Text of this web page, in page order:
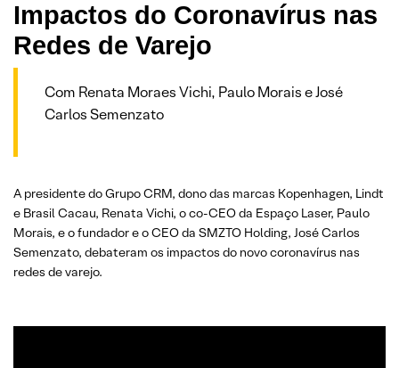
Impactos do Coronavírus nas
Redes de Varejo
Com Renata Moraes Vichi, Paulo Morais e José
Carlos Semenzato
A presidente do Grupo CRM, dono das marcas Kopenhagen, Lindt
e Brasil Cacau, Renata Vichi, o co-CEO da Espaço Laser, Paulo
Morais, e o fundador e o CEO da SMZTO Holding, José Carlos
Semenzato, debateram os impactos do novo coronavírus nas
redes de varejo.